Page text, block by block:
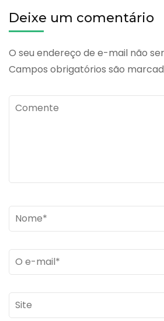
Deixe um comentário
O seu endereço de e-mail não
Campos obrigatórios são
Comente
Name*
Email *
Site